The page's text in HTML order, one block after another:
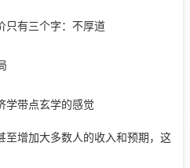
只有三个字：不厚道
学带点玄学的感觉
至增加大多数人的收入和预期，这